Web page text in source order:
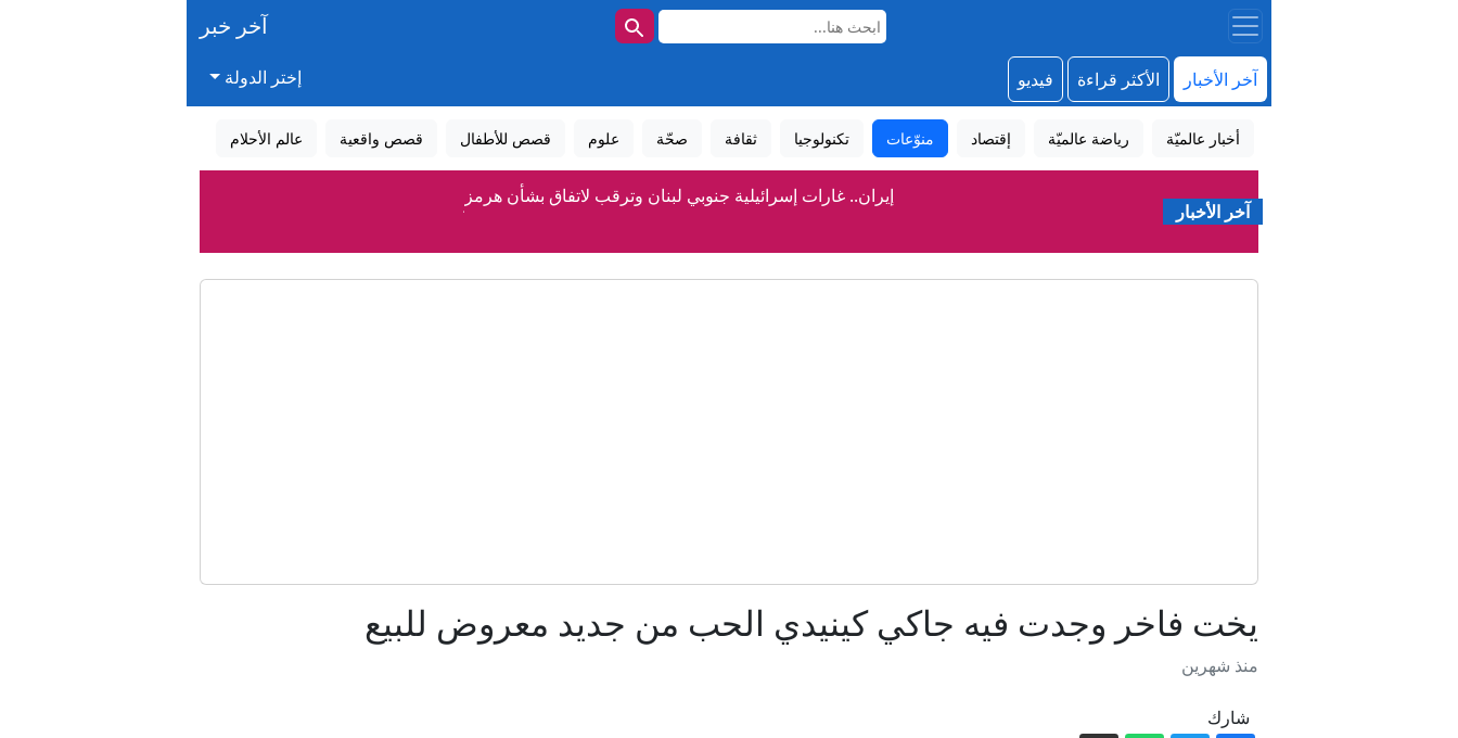
آخر خبر
آخر الأخبار الأكثر قراءة فيديو إختر الدولة
أخبار عالميّة رياضة عالميّة إقتصاد منوّعات تكنولوجيا ثقافة صحّة علوم قصص للأطفال قصص واقعية عالم الأحلام
آخر الأخبار
إيران.. غارات إسرائيلية جنوبي لبنان وترقب لاتفاق بشأن هرمز
ماسك يعود إلى السياسة ويؤجج مع عبدول معركة انتخابات الكونغرس
مصري الأصل.. قصة عبد الرحمن السيد الذي أزعج ترامب
ترامب كان على متن "مارين وان" أثناء حادثة سلامة جوية.. ما القصة؟
يخت فاخر وجدت فيه جاكي كينيدي الحب من جديد معروض للبيع
منذ شهرين
شارك